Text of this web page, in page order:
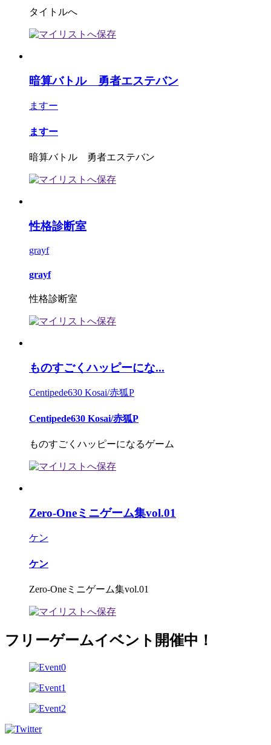
タイトルへ
暗算バトル 勇者エステバン
ますー
ますー
暗算バトル 勇者エステバン
性格診断室
grayf
grayf
性格診断室
ものすごくハッピーにな...
Centipede630 Kosai/赤狐P
Centipede630 Kosai/赤狐P
ものすごくハッピーになるゲーム
Zero-Oneミニゲーム集vol.01
ケン
ケン
Zero-Oneミニゲーム集vol.01
フリーゲームイベント開催中！